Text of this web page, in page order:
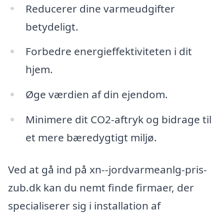
Reducerer dine varmeudgifter
betydeligt.
Forbedre energieffektiviteten i dit
hjem.
Øge værdien af din ejendom.
Minimere dit CO2-aftryk og bidrage til
et mere bæredygtigt miljø.
Ved at gå ind på xn--jordvarmeanlg-pris-
zub.dk kan du nemt finde firmaer, der
specialiserer sig i installation af